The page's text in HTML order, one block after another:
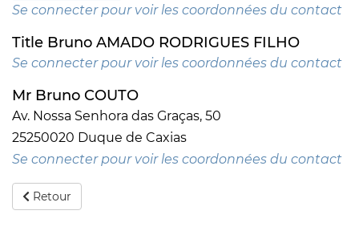
Se connecter pour voir les coordonnées du contact
Title Bruno AMADO RODRIGUES FILHO
Se connecter pour voir les coordonnées du contact
Mr Bruno COUTO
Av. Nossa Senhora das Graças, 50
25250020 Duque de Caxias
Se connecter pour voir les coordonnées du contact
Retour